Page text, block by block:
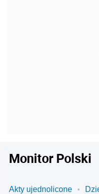
Monitor Polski
Akty ujednolicone